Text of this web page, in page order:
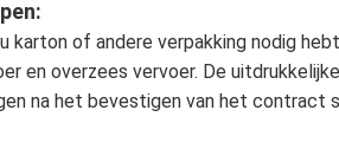
karton of andere verpakking nodig
en overzees vervoer. De
na het bevestigen van het contract